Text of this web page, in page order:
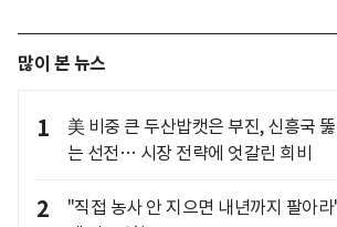
많이 본 뉴스
1
美 비중 큰 두산밥캣은 부진, 신흥국
는 선전… 시장 전략에 엇갈린 희비
2
"직접 농사 안 지으면 내년까지 팔아